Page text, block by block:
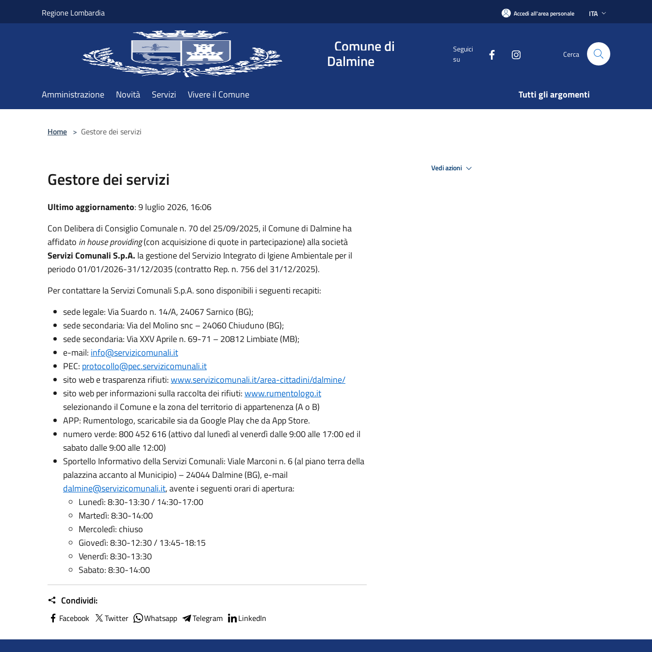
Regione Lombardia Accedi all'area personale ITA
Comune di
Dalmine
Seguici
su
Cerca
Amministrazione Novità Servizi Vivere il Comune Tutti gli argomenti
Home > Gestore dei servizi
Gestore dei servizi
Ultimo aggiornamento: 9 luglio 2026, 16:06
Con Delibera di Consiglio Comunale n. 70 del 25/09/2025, il Comune di Dalmine ha
affidato in house providing(con acquisizione di quote in partecipazione) alla società
Servizi Comunali S.p.A. la gestione del Servizio Integrato di Igiene Ambientale per il
periodo 01/01/2026-31/12/2035 (contratto Rep. n. 756 del 31/12/2025).
Per contattare la Servizi Comunali S.p.A. sono disponibili i seguenti recapiti:
sede legale: Via Suardo n. 14/A, 24067 Sarnico (BG);
sede secondaria: Via del Molino snc – 24060 Chiuduno (BG);
sede secondaria: Via XXV Aprile n. 69-71 – 20812 Limbiate (MB);
e-mail: info@servizicomunali.it
PEC: protocollo@pec.servizicomunali.it
sito web e trasparenza rifiuti:www.servizicomunali.it/area-cittadini/dalmine/
sito web per informazioni sulla raccolta dei rifiuti:www.rumentologo.it
selezionando il Comune e la zona del territorio di appartenenza (A o B)
APP: Rumentologo, scaricabile sia da Google Play che da App Store.
numero verde: 800 452 616 (attivo dal lunedì al venerdì dalle 9:00 alle 17:00 ed il
sabato dalle 9:00 alle 12:00)
Sportello Informativo della Servizi Comunali: Viale Marconi n. 6 (al piano terra della
palazzina accanto al Municipio) – 24044 Dalmine (BG), e-mail
dalmine@servizicomunali.it, avente i seguenti orari di apertura:
Lunedì: 8:30-13:30 / 14:30-17:00
Martedì: 8:30-14:00
Mercoledì: chiuso
Giovedì: 8:30-12:30 / 13:45-18:15
Venerdì: 8:30-13:30
Sabato: 8:30-14:00
Condividi:
Facebook Twitter Whatsapp Telegram LinkedIn
Vedi azioni